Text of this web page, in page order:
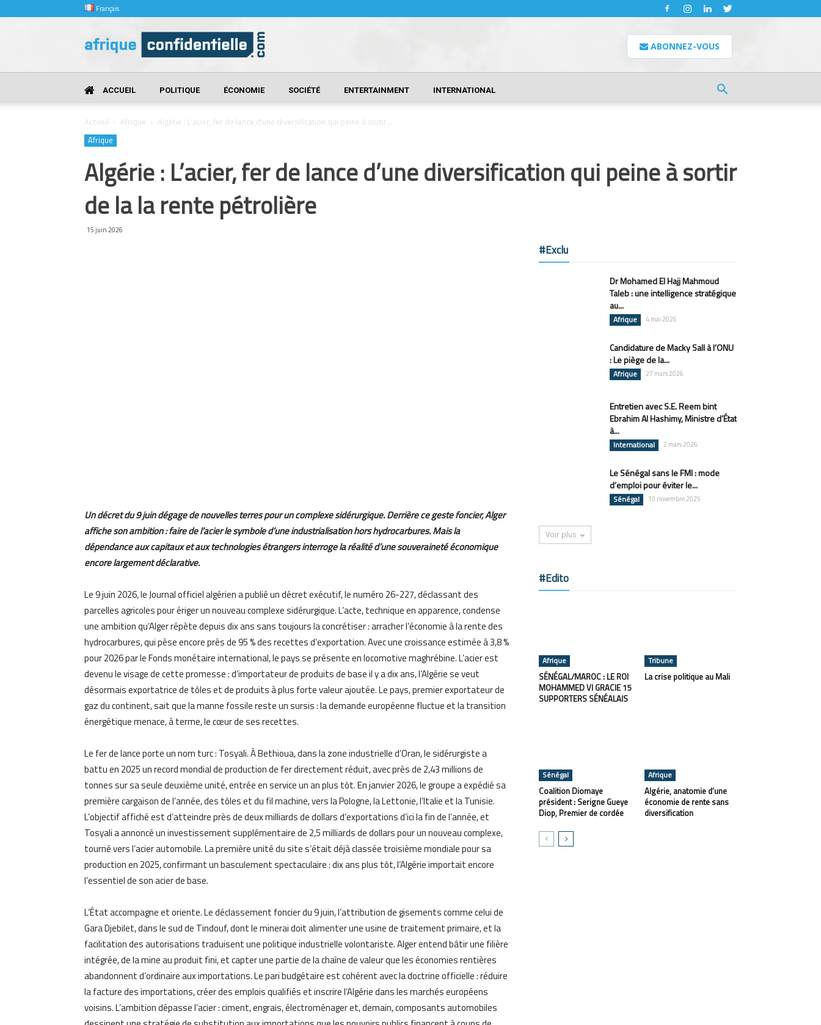
Français
Confidentielle
ABONNEZ-VOUS
ACCUEIL POLITIQUE ÉCONOMIE SOCIÉTÉ ENTERTAINMENT INTERNATIONAL
Accueil Afrique Algérie : L’acier, fer de lance d’une diversification qui peine à sortir...
Afrique
Algérie : L’acier, fer de lance d’une diversification qui peine à sortir
de la la rente pétrolière
15 juin 2026
Un décret du 9 juin dégage de nouvelles terres pour un complexe sidérurgique. Derrière ce geste foncier, Alger
affiche son ambition : faire de l’acier le symbole d’une industrialisation hors hydrocarbures. Mais la
dépendance aux capitaux et aux technologies étrangers interroge la réalité d’une souveraineté économique
encore largement déclarative.
Le 9 juin 2026, le Journal officiel algérien a publié un décret exécutif, le numéro 26-227, déclassant des
parcelles agricoles pour ériger un nouveau complexe sidérurgique. L’acte, technique en apparence, condense
une ambition qu’Alger répète depuis dix ans sans toujours la concrétiser : arracher l’économie à la rente des
hydrocarbures, qui pèse encore près de 95 % des recettes d’exportation. Avec une croissance estimée à 3,8 %
pour 2026 par le Fonds monétaire international, le pays se présente en locomotive maghrébine. L’acier est
devenu le visage de cette promesse : d’importateur de produits de base il y a dix ans, l’Algérie se veut
désormais exportatrice de tôles et de produits à plus forte valeur ajoutée. Le pays, premier exportateur de
gaz du continent, sait que la manne fossile reste un sursis : la demande européenne fluctue et la transition
énergétique menace, à terme, le cœur de ses recettes.
Le fer de lance porte un nom turc : Tosyali. À Bethioua, dans la zone industrielle d’Oran, le sidérurgiste a
battu en 2025 un record mondial de production de fer directement réduit, avec près de 2,43 millions de
tonnes sur sa seule deuxième unité, entrée en service un an plus tôt. En janvier 2026, le groupe a expédié sa
première cargaison de l’année, des tôles et du fil machine, vers la Pologne, la Lettonie, l’Italie et la Tunisie.
L’objectif affiché est d’atteindre près de deux milliards de dollars d’exportations d’ici la fin de l’année, et
Tosyali a annoncé un investissement supplémentaire de 2,5 milliards de dollars pour un nouveau complexe,
tourné vers l’acier automobile. La première unité du site s’était déjà classée troisième mondiale pour sa
production en 2025, confirmant un basculement spectaculaire : dix ans plus tôt, l’Algérie importait encore
l’essentiel de son acier de base.
L’État accompagne et oriente. Le déclassement foncier du 9 juin, l’attribution de gisements comme celui de
Gara Djebilet, dans le sud de Tindouf, dont le minerai doit alimenter une usine de traitement primaire, et la
facilitation des autorisations traduisent une politique industrielle volontariste. Alger entend bâtir une filière
intégrée, de la mine au produit fini, et capter une partie de la chaîne de valeur que les économies rentières
abandonnent d’ordinaire aux importations. Le pari budgétaire est cohérent avec la doctrine officielle : réduire
la facture des importations, créer des emplois qualifiés et inscrire l’Algérie dans les marchés européens
voisins. L’ambition dépasse l’acier : ciment, engrais, électroménager et, demain, composants automobiles
#Exclu
Dr Mohamed El Hajj Mahmoud
Taleb : une intelligence stratégique
au...
Afrique 4 mai 2026
Candidature de Macky Sall à l’ONU
: Le piège de la...
Afrique 27 mars 2026
Entretien avec S.E. Reem bint
Ebrahim Al Hashimy, Ministre d’État
à...
International 2 mars 2026
Le Sénégal sans le FMI : mode
d’emploi pour éviter le...
Sénégal 10 novembre 2025
Voir plus
#Edito
Afrique
SÉNÉGAL/MAROC : LE ROI
MOHAMMED VI GRACIE 15
SUPPORTERS SÉNÉALAIS
Tribune
La crise politique au Mali
Sénégal
Coalition Diomaye
président : Serigne Gueye
Diop, Premier de cordée
Afrique
Algérie, anatomie d’une
économie de rente sans
diversification